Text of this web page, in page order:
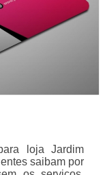
loja Jardim
saibam por